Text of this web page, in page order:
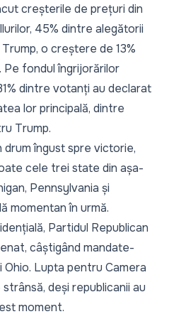
creșterile de prețuri din
45% dintre alegătorii
o creștere de 13%
Pe fondul îngrijorărilor
dintre votanți au declarat
lor principală, dintre
Trump.
îngust spre victorie,
cele trei state din așa-
Pennsylvania și
momentan în urmă.
Partidul Republican
câștigând mandate-
Ohio. Lupta pentru Camera
deși republicanii au
moment.